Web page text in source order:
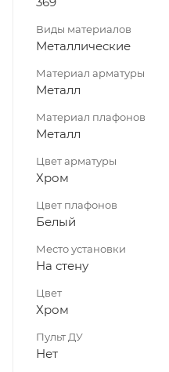
Виды материалов
Металлические
Материал арматуры
Металл
Материал плафонов
Металл
Цвет арматуры
Хром
Цвет плафонов
Белый
Место установки
На стену
Цвет
Хром
Пульт ДУ
Нет